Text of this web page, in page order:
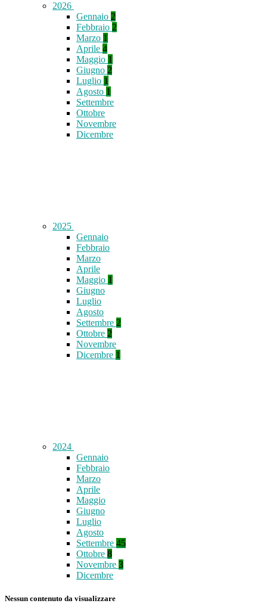
2026
Gennaio 2
Febbraio 2
Marzo 1
Aprile 4
Maggio 1
Giugno 2
Luglio 1
Agosto 1
Settembre
Ottobre
Novembre
Dicembre
2025
Gennaio
Febbraio
Marzo
Aprile
Maggio 1
Giugno
Luglio
Agosto
Settembre 2
Ottobre 2
Novembre
Dicembre 1
2024
Gennaio
Febbraio
Marzo
Aprile
Maggio
Giugno
Luglio
Agosto
Settembre 45
Ottobre 8
Novembre 3
Dicembre
Nessun contenuto da visualizzare